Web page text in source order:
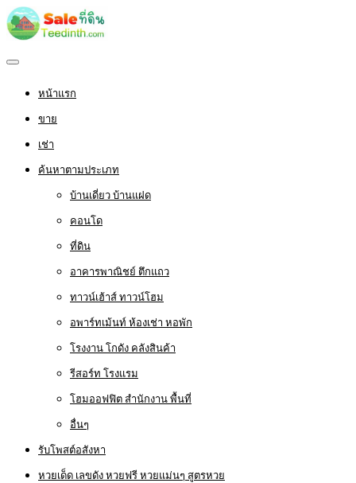
หน้าแรก
ขาย
เช่า
ค้นหาตามประเภท
บ้านเดี่ยว บ้านแฝด
คอนโด
ที่ดิน
อาคารพาณิชย์ ตึกแถว
ทาวน์เฮ้าส์ ทาวน์โฮม
อพาร์ทเม้นท์ ห้องเช่า หอพัก
โรงงาน โกดัง คลังสินค้า
รีสอร์ท โรงแรม
โฮมออฟฟิต สำนักงาน พื้นที่
อื่นๆ
รับโพสต์อสังหา
หวยเด็ด เลขดัง หวยฟรี หวยแม่นๆ สูตรหวย